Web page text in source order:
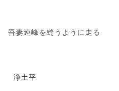
吾妻連峰を縫うように走る
浄土平